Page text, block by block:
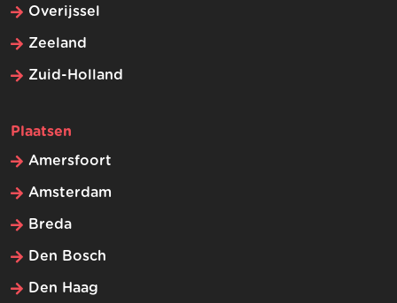
Overijssel
Zeeland
Zuid-Holland
Plaatsen
Amersfoort
Amsterdam
Breda
Den Bosch
Den Haag